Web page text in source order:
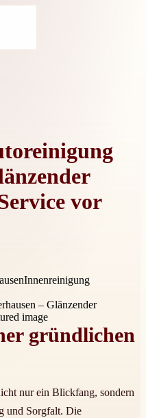
vor
Innenreinigung
gründlichen
nur ein Blickfang, sondern
und Sorgfalt. Die